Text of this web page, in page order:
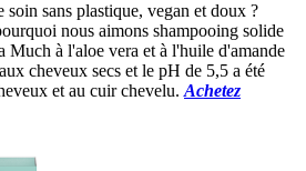
soin sans plastique, vegan et doux ?
nous aimons shampooing solide
Much à l'aloe vera et à l'huile d'amande
cheveux secs et le pH de 5,5 a été
et au cuir chevelu. Achetez